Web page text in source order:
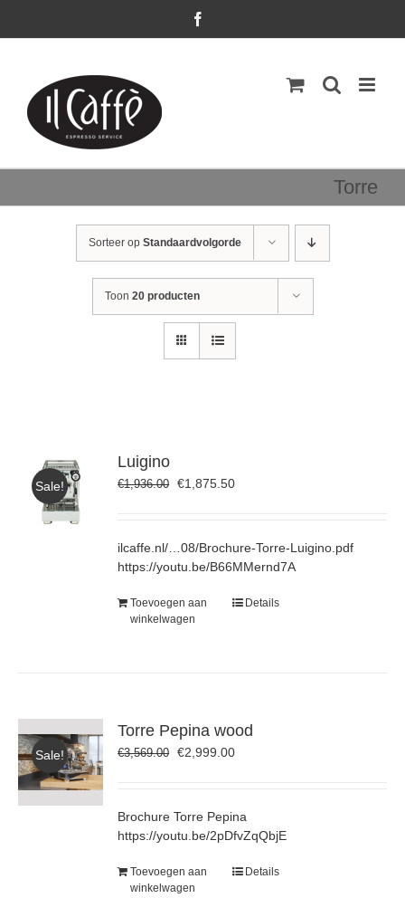
Torre
Sorteer op Standaardvolgorde
Toon 20 producten
Sale!
Luigino
€1,936.00 Oorspronkelijke
€1,875.50Huidige
ilcaffe.nl/…08/Brochure-Torre-Luigino.pdf
https://youtu.be/B66MMernd7A
Toevoegen aan
winkelwagen
Details
Sale!
Torre Pepina wood
€3,569.00 Oorspronkelijke
€2,999.00Huidige
Brochure Torre Pepina
https://youtu.be/2pDfvZqQbjE
Toevoegen aan
winkelwagen
Details